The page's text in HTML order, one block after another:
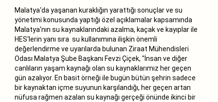
Malatya‘da yaşanan kuraklığın yarattığı sonuçlar ve su
yönetimi konusunda yaptığı özel açıklamalar kapsamında
Malatya‘nın su kaynaklarındaki azalma, kaçak ve kayıplar ile
HES‘lerin yanı sıra su kullanımına ilişkin önemli
değerlendirme ve uyarılarda bulunan Ziraat Mühendisleri
Odası Malatya Şube Başkanı Fevzi Çiçek, "İnsan ve diğer
canlıların yaşam kaynağı olan su kaynaklarımız her geçen
gün azalıyor. En basit örneği ile bugün bütün şehrin sadece
bir kaynaktan içme suyunun karşılandığı, her geçen artan
nüfusa rağmen azalan su kaynağı gerçeği önünde ikinci bir